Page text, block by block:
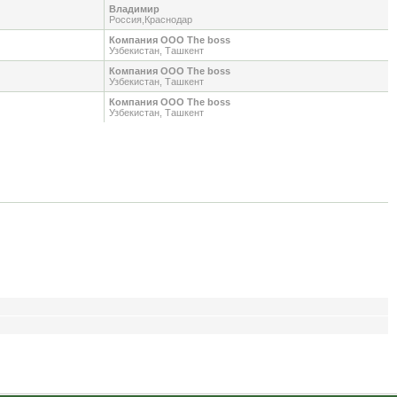
Владимир
Россия,Краснодар
Компания ООО The boss
Узбекистан, Ташкент
Компания ООО The boss
Узбекистан, Ташкент
Компания ООО The boss
Узбекистан, Ташкент